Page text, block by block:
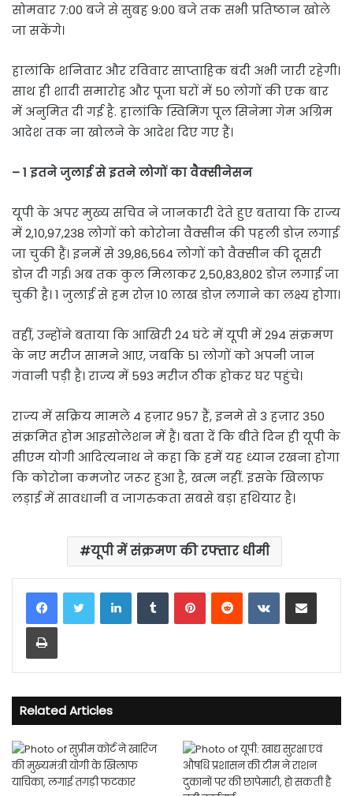
सोमवार 7:00 बजे से सुबह 9:00 बजे तक सभी प्रतिष्ठान खोले
जा सकेंगे।
हालांकि शनिवार और रविवार साप्ताहिक बंदी अभी जारी रहेगी।
साथ ही शादी समारोह और पूजा घरों में 50 लोगों की एक बार
में अनुमित दी गई है. हालांकि स्विमिंग पूल सिनेमा गेम अग्रिम
आदेश तक ना खोलने के आदेश दिए गए हैं।
– 1 इतने जुलाई से इतने लोगों का वैक्सीनेसन
यूपी के अपर मुख्य सचिव ने जानकारी देते हुए बताया कि राज्य
में 2,10,97,238 लोगों को कोरोना वैक्सीन की पहली डोज़ लगाई
जा चुकी हैं। इनमें से 39,86,564 लोगों को वैक्सीन की दूसरी
डोज़ दी गई। अब तक कुल मिलाकर 2,50,83,802 डोज़ लगाई जा
चुकी है। 1 जुलाई से हम रोज़ 10 लाख डोज़ लगाने का लक्ष्य होगा।
वहीं, उन्होंने बताया कि आखिरी 24 घंटे में यूपी में 294 संक्रमण
के नए मरीज सामने आए, जबकि 51 लोगों को अपनी जान
गंवानी पड़ी है। राज्य में 593 मरीज ठीक होकर घर पहुंचे।
राज्य में सक्रिय मामले 4 हज़ार 957 हैं, इनमे से 3 हज़ार 350
संक्रमित होम आइसोलेशन में हैं। बता दें कि बीते दिन ही यूपी के
सीएम योगी आदित्यनाथ ने कहा कि हमें यह ध्यान रखना होगा
कि कोरोना कमजोर जरूर हुआ है, खत्म नहीं. इसके खिलाफ
लड़ाई में सावधानी व जागरुकता सबसे बड़ा हथियार है।
यूपी में संक्रमण की रफ्तार धीमी
LinkedInTumblrPinterestReddit VKontakteShare via Email
Print
Related Articles